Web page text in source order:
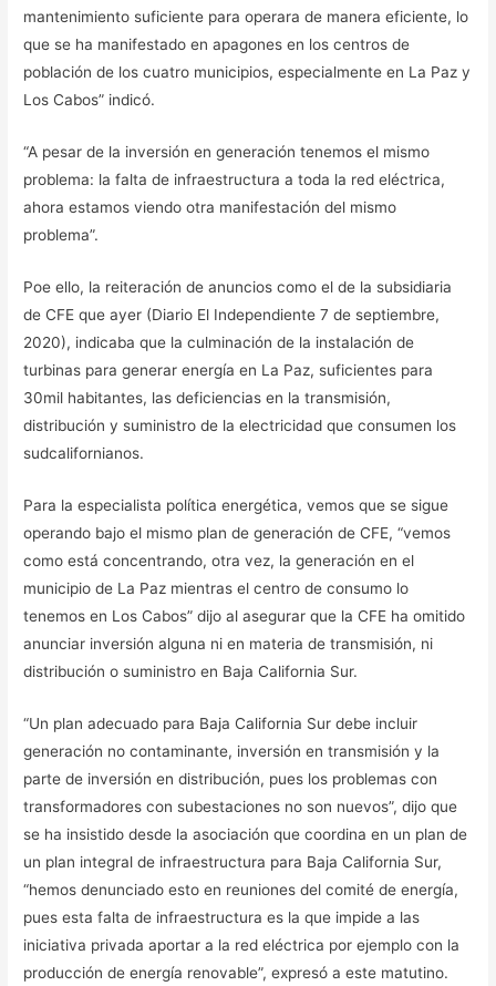
mantenimiento suficiente para operara de manera eficiente, lo
que se ha manifestado en apagones en los centros de
población de los cuatro municipios, especialmente en La Paz y
Los Cabos” indicó.
“A pesar de la inversión en generación tenemos el mismo
problema: la falta de infraestructura a toda la red eléctrica,
ahora estamos viendo otra manifestación del mismo
problema”.
Poe ello, la reiteración de anuncios como el de la subsidiaria
de CFE que ayer (Diario El Independiente 7 de septiembre,
2020), indicaba que la culminación de la instalación de
turbinas para generar energía en La Paz, suficientes para
30mil habitantes, las deficiencias en la transmisión,
distribución y suministro de la electricidad que consumen los
sudcalifornianos.
Para la especialista política energética, vemos que se sigue
operando bajo el mismo plan de generación de CFE, “vemos
como está concentrando, otra vez, la generación en el
municipio de La Paz mientras el centro de consumo lo
tenemos en Los Cabos” dijo al asegurar que la CFE ha omitido
anunciar inversión alguna ni en materia de transmisión, ni
distribución o suministro en Baja California Sur.
“Un plan adecuado para Baja California Sur debe incluir
generación no contaminante, inversión en transmisión y la
parte de inversión en distribución, pues los problemas con
transformadores con subestaciones no son nuevos”, dijo que
se ha insistido desde la asociación que coordina en un plan de
un plan integral de infraestructura para Baja California Sur,
“hemos denunciado esto en reuniones del comité de energía,
pues esta falta de infraestructura es la que impide a las
iniciativa privada aportar a la red eléctrica por ejemplo con la
producción de energía renovable”, expresó a este matutino.